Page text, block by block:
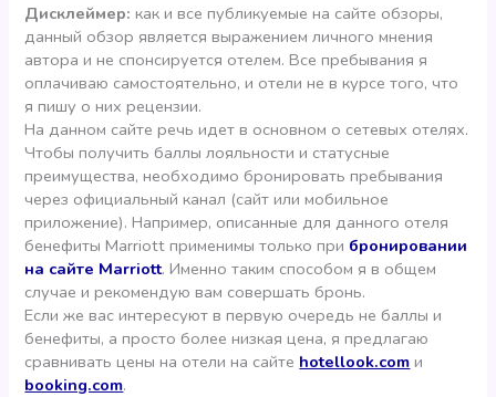
Дисклеймер: как и все публикуемые на сайте обзоры,
данный обзор является выражением личного мнения
автора и не спонсируется отелем. Все пребывания я
оплачиваю самостоятельно, и отели не в курсе того, что
я пишу о них рецензии.
На данном сайте речь идет в основном о сетевых отелях.
Чтобы получить баллы лояльности и статусные
преимущества, необходимо бронировать пребывания
через официальный канал (сайт или мобильное
приложение). Например, описанные для данного отеля
бенефиты Marriott применимы только при бронировании
на сайте Marriott. Именно таким способом я в общем
случае и рекомендую вам совершать бронь.
Если же вас интересуют в первую очередь не баллы и
бенефиты, а просто более низкая цена, я предлагаю
сравнивать цены на отели на сайте hotellook.com и
booking.com.